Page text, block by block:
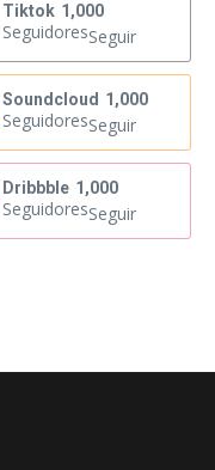
Tiktok 1,000
SeguidoresSeguir
Soundcloud 1,000
SeguidoresSeguir
Dribbble 1,000
SeguidoresSeguir